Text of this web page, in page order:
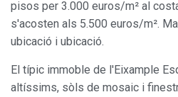
pisos per 3.000 euros/m² al
s'acosten als 5.500 euros/m².
ubicació i ubicació.
El típic immoble de l'Eixample
altíssims, sòls de mosaic i